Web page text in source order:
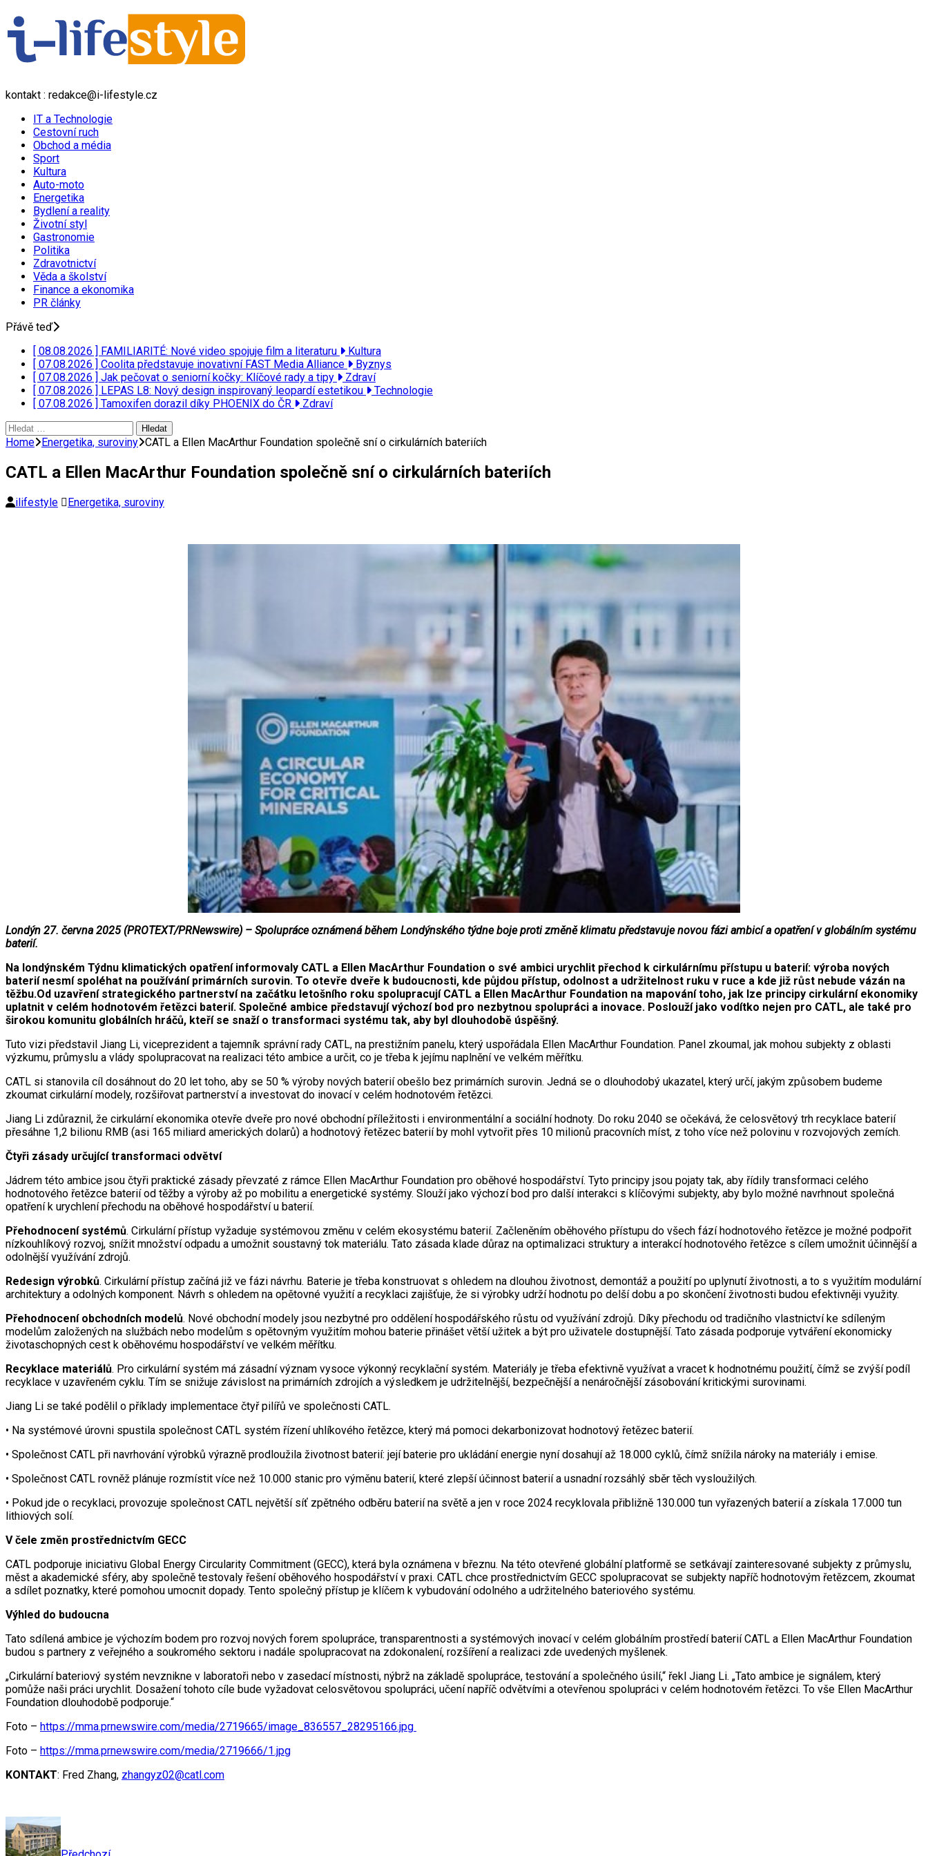
kontakt : redakce@i-lifestyle.cz
IT a Technologie
Cestovní ruch
Obchod a média
Sport
Kultura
Auto-moto
Energetika
Bydlení a reality
Životní styl
Gastronomie
Politika
Zdravotnictví
Věda a školství
Finance a ekonomika
PR články
Přávě teď
[ 08.08.2026 ] FAMILIARITÉ: Nové video spojuje film a literaturu
Kultura
[ 07.08.2026 ] Coolita představuje inovativní FAST Media Alliance
Byznys
[ 07.08.2026 ] Jak pečovat o seniorní kočky: Klíčové rady a tipy
Zdraví
[ 07.08.2026 ] LEPAS L8: Nový design inspirovaný leopardí estetikou
Technologie
[ 07.08.2026 ] Tamoxifen dorazil díky PHOENIX do ČR
Zdraví
Vyhledávání
Home Energetika, suroviny CATL a Ellen MacArthur Foundation společně sní o cirkulárních bateriích
CATL a Ellen MacArthur Foundation společně sní o cirkulárních bateriích
ilifestyle Energetika, suroviny
Londýn 27. června 2025 (PROTEXT/PRNewswire) – Spolupráce oznámená během Londýnského týdne boje proti změně klimatu představuje novou fázi ambicí a opatření v globálním systému
baterií.
Na londýnském Týdnu klimatických opatření informovaly CATL a Ellen MacArthur Foundation o své ambici urychlit přechod k cirkulárnímu přístupu u baterií: výroba nových
baterií nesmí spoléhat na používání primárních surovin. To otevře dveře k budoucnosti, kde půjdou přístup, odolnost a udržitelnost ruku v ruce a kde již růst nebude vázán na
těžbu.Od uzavření strategického partnerství na začátku letošního roku spolupracují CATL a Ellen MacArthur Foundation na mapování toho, jak lze principy cirkulární ekonomiky
uplatnit v celém hodnotovém řetězci baterií. Společné ambice představují výchozí bod pro nezbytnou spolupráci a inovace. Poslouží jako vodítko nejen pro CATL, ale také pro
širokou komunitu globálních hráčů, kteří se snaží o transformaci systému tak, aby byl dlouhodobě úspěšný.
Tuto vizi představil Jiang Li, viceprezident a tajemník správní rady CATL, na prestižním panelu, který uspořádala Ellen MacArthur Foundation. Panel zkoumal, jak mohou subjekty z oblasti
výzkumu, průmyslu a vlády spolupracovat na realizaci této ambice a určit, co je třeba k jejímu naplnění ve velkém měřítku.
CATL si stanovila cíl dosáhnout do 20 let toho, aby se 50 % výroby nových baterií obešlo bez primárních surovin. Jedná se o dlouhodobý ukazatel, který určí, jakým způsobem budeme
zkoumat cirkulární modely, rozšiřovat partnerství a investovat do inovací v celém hodnotovém řetězci.
Jiang Li zdůraznil, že cirkulární ekonomika otevře dveře pro nové obchodní příležitosti i environmentální a sociální hodnoty. Do roku 2040 se očekává, že celosvětový trh recyklace baterií
přesáhne 1,2 bilionu RMB (asi 165 miliard amerických dolarů) a hodnotový řetězec baterií by mohl vytvořit přes 10 milionů pracovních míst, z toho více než polovinu v rozvojových zemích.
Čtyři zásady určující transformaci odvětví
Jádrem této ambice jsou čtyři praktické zásady převzaté z rámce Ellen MacArthur Foundation pro oběhové hospodářství. Tyto principy jsou pojaty tak, aby řídily transformaci celého
hodnotového řetězce baterií od těžby a výroby až po mobilitu a energetické systémy. Slouží jako výchozí bod pro další interakci s klíčovými subjekty, aby bylo možné navrhnout společná
opatření k urychlení přechodu na oběhové hospodářství u baterií.
Přehodnocení systémů. Cirkulární přístup vyžaduje systémovou změnu v celém ekosystému baterií. Začleněním oběhového přístupu do všech fází hodnotového řetězce je možné podpořit
nízkouhlíkový rozvoj, snížit množství odpadu a umožnit soustavný tok materiálu. Tato zásada klade důraz na optimalizaci struktury a interakcí hodnotového řetězce s cílem umožnit účinnější a
odolnější využívání zdrojů.
Redesign výrobků. Cirkulární přístup začíná již ve fázi návrhu. Baterie je třeba konstruovat s ohledem na dlouhou životnost, demontáž a použití po uplynutí životnosti, a to s využitím modulární
architektury a odolných komponent. Návrh s ohledem na opětovné využití a recyklaci zajišťuje, že si výrobky udrží hodnotu po delší dobu a po skončení životnosti budou efektivněji využity.
Přehodnocení obchodních modelů. Nové obchodní modely jsou nezbytné pro oddělení hospodářského růstu od využívání zdrojů. Díky přechodu od tradičního vlastnictví ke sdíleným
modelům založených na službách nebo modelům s opětovným využitím mohou baterie přinášet větší užitek a být pro uživatele dostupnější. Tato zásada podporuje vytváření ekonomicky
životaschopných cest k oběhovému hospodářství ve velkém měřítku.
Recyklace materiálů. Pro cirkulární systém má zásadní význam vysoce výkonný recyklační systém. Materiály je třeba efektivně využívat a vracet k hodnotnému použití, čímž se zvýší podíl
recyklace v uzavřeném cyklu. Tím se snižuje závislost na primárních zdrojích a výsledkem je udržitelnější, bezpečnější a nenáročnější zásobování kritickými surovinami.
Jiang Li se také podělil o příklady implementace čtyř pilířů ve společnosti CATL.
• Na systémové úrovni spustila společnost CATL systém řízení uhlíkového řetězce, který má pomoci dekarbonizovat hodnotový řetězec baterií.
• Společnost CATL při navrhování výrobků výrazně prodloužila životnost baterií: její baterie pro ukládání energie nyní dosahují až 18.000 cyklů, čímž snížila nároky na materiály i emise.
• Společnost CATL rovněž plánuje rozmístit více než 10.000 stanic pro výměnu baterií, které zlepší účinnost baterií a usnadní rozsáhlý sběr těch vysloužilých.
• Pokud jde o recyklaci, provozuje společnost CATL největší síť zpětného odběru baterií na světě a jen v roce 2024 recyklovala přibližně 130.000 tun vyřazených baterií a získala 17.000 tun
lithiových solí.
V čele změn prostřednictvím GECC
CATL podporuje iniciativu Global Energy Circularity Commitment (GECC), která byla oznámena v březnu. Na této otevřené globální platformě se setkávají zainteresované subjekty z průmyslu,
měst a akademické sféry, aby společně testovaly řešení oběhového hospodářství v praxi. CATL chce prostřednictvím GECC spolupracovat se subjekty napříč hodnotovým řetězcem, zkoumat
a sdílet poznatky, které pomohou umocnit dopady. Tento společný přístup je klíčem k vybudování odolného a udržitelného bateriového systému.
Výhled do budoucna
Tato sdílená ambice je výchozím bodem pro rozvoj nových forem spolupráce, transparentnosti a systémových inovací v celém globálním prostředí baterií CATL a Ellen MacArthur Foundation
budou s partnery z veřejného a soukromého sektoru i nadále spolupracovat na zdokonalení, rozšíření a realizaci zde uvedených myšlenek.
„Cirkulární bateriový systém nevznikne v laboratoři nebo v zasedací místnosti, nýbrž na základě spolupráce, testování a společného úsilí,“ řekl Jiang Li. „Tato ambice je signálem, který
pomůže naši práci urychlit. Dosažení tohoto cíle bude vyžadovat celosvětovou spolupráci, učení napříč odvětvími a otevřenou spolupráci v celém hodnotovém řetězci. To vše Ellen MacArthur
Foundation dlouhodobě podporuje.“
Foto – https://mma.prnewswire.com/media/2719665/image_836557_28295166.jpg
Foto – https://mma.prnewswire.com/media/2719666/1.jpg
KONTAKT: Fred Zhang, zhangyz02@catl.com